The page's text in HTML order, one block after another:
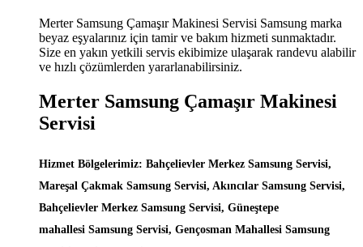
Merter Samsung Çamaşır Makinesi Servisi Samsung marka
beyaz eşyalarınız için tamir ve bakım hizmeti sunmaktadır.
Size en yakın yetkili servis ekibimize ulaşarak randevu alabilir
ve hızlı çözümlerden yararlanabilirsiniz.
Merter Samsung Çamaşır Makinesi
Servisi
Hizmet Bölgelerimiz: Bahçelievler Merkez Samsung Servisi,
Mareşal Çakmak Samsung Servisi, Akıncılar Samsung Servisi,
Bahçelievler Merkez Samsung Servisi, Güneştepe
mahallesi Samsung Servisi, Gençosman Mahallesi Samsung